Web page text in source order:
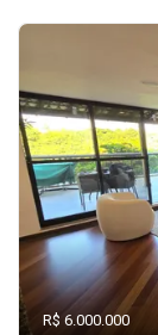
R$ 6.000.000